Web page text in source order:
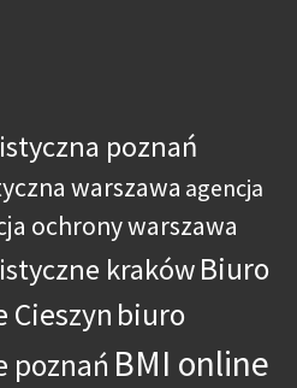
poznań
warszawa agencja
ochrony warszawa
krakówBiuro
biuro
poznań BMI online